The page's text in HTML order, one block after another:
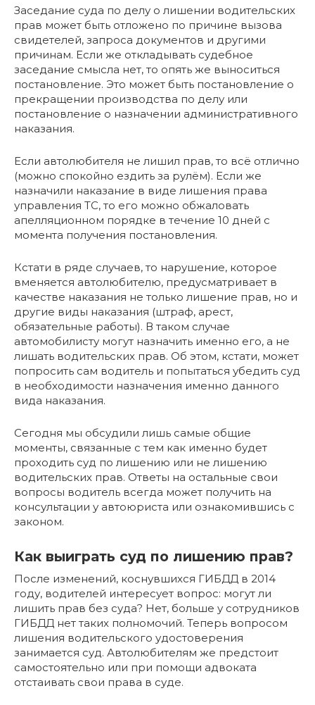
Заседание суда по делу о лишении водительских
прав может быть отложено по причине вызова
свидетелей, запроса документов и другими
причинам. Если же откладывать судебное
заседание смысла нет, то опять же выноситься
постановление. Это может быть постановление о
прекращении производства по делу или
постановление о назначении административного
наказания.
Если автолюбителя не лишил прав, то всё отлично
(можно спокойно ездить за рулём). Если же
назначили наказание в виде лишения права
управления ТС, то его можно обжаловать
апелляционном порядке в течение 10 дней с
момента получения постановления.
Кстати в ряде случаев, то нарушение, которое
вменяется автолюбителю, предусматривает в
качестве наказания не только лишение прав, но и
другие виды наказания (штраф, арест,
обязательные работы). В таком случае
автомобилисту могут назначить именно его, а не
лишать водительских прав. Об этом, кстати, может
попросить сам водитель и попытаться убедить суд
в необходимости назначения именно данного
вида наказания.
Сегодня мы обсудили лишь самые общие
моменты, связанные с тем как именно будет
проходить суд по лишению или не лишению
водительских прав. Ответы на остальные свои
вопросы водитель всегда может получить на
консультации у автоюриста или ознакомившись с
законом.
Как выиграть суд по лишению прав?
После изменений, коснувшихся ГИБДД в 2014
году, водителей интересует вопрос: могут ли
лишить прав без суда? Нет, больше у сотрудников
ГИБДД нет таких полномочий. Теперь вопросом
лишения водительского удостоверения
занимается суд. Автолюбителям же предстоит
самостоятельно или при помощи адвоката
отстаивать свои права в суде.